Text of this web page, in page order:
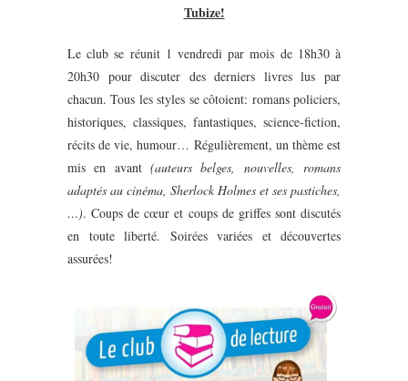
Tubize!
Le club se réunit 1 vendredi par mois de 18h30 à
20h30 pour discuter des derniers livres lus par
chacun. Tous les styles se côtoient: romans policiers,
historiques, classiques, fantastiques, science-fiction,
récits de vie, humour… Régulièrement, un thème est
mis en avant (auteurs belges, nouvelles, romans
adaptés au cinéma, Sherlock Holmes et ses pastiches,
…). Coups de cœur et coups de griffes sont discutés
en toute liberté. Soirées variées et découvertes
assurées!